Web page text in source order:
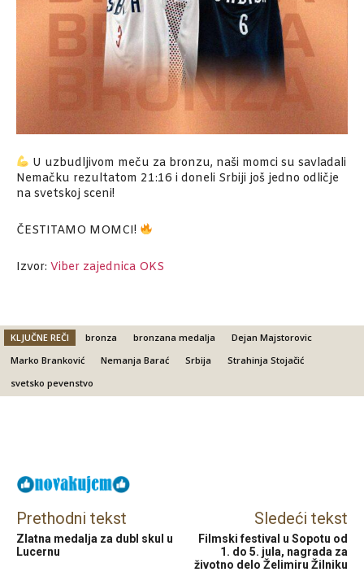
U uzbudljivom meču za bronzu, naši momci su savladali
Nemačku rezultatom 21:16 i doneli Srbiji još jedno odličje
na svetskoj sceni!
ČESTITAMO MOMCI!
Izvor: Viber zajednica OKS
KLJUČNE REČI bronza bronzana medalja
Dejan Majstorovic
Marko Branković
Nemanja Barać Srbija
Strahinja Stojačić
svetsko pevenstvo
Prethodni tekst
Zlatna medalja za dubl skul u
Lucernu
Sledeći tekst
Filmski festival u Sopotu od
1. do 5. jula, nagrada za
životno delo Želimiru Žilniku